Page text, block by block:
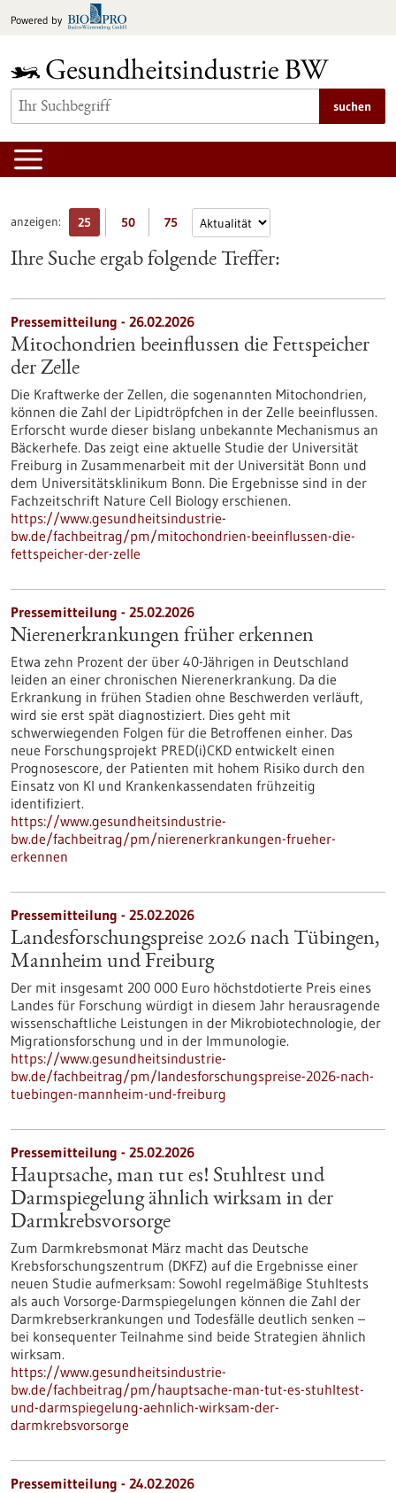
Inhalt
Powered by
suchen
anzeigen: 25 50 75
Ihre Suche ergab folgende Treffer:
Pressemitteilung - 26.02.2026
Mitochondrien beeinflussen die Fettspeicher
der Zelle
Die Kraftwerke der Zellen, die sogenannten Mitochondrien,
können die Zahl der Lipidtröpfchen in der Zelle beeinflussen.
Erforscht wurde dieser bislang unbekannte Mechanismus an
Bäckerhefe. Das zeigt eine aktuelle Studie der Universität
Freiburg in Zusammenarbeit mit der Universität Bonn und
dem Universitätsklinikum Bonn. Die Ergebnisse sind in der
Fachzeitschrift Nature Cell Biology erschienen.
https://www.gesundheitsindustrie-
bw.de/fachbeitrag/pm/mitochondrien-beeinflussen-die-
fettspeicher-der-zelle
Pressemitteilung - 25.02.2026
Nierenerkrankungen früher erkennen
Etwa zehn Prozent der über 40-Jährigen in Deutschland
leiden an einer chronischen Nierenerkrankung. Da die
Erkrankung in frühen Stadien ohne Beschwerden verläuft,
wird sie erst spät diagnostiziert. Dies geht mit
schwerwiegenden Folgen für die Betroffenen einher. Das
neue Forschungsprojekt PRED(i)CKD entwickelt einen
Prognosescore, der Patienten mit hohem Risiko durch den
Einsatz von KI und Krankenkassendaten frühzeitig
identifiziert.
https://www.gesundheitsindustrie-
bw.de/fachbeitrag/pm/nierenerkrankungen-frueher-
erkennen
Pressemitteilung - 25.02.2026
Landesforschungspreise 2026 nach Tübingen,
Mannheim und Freiburg
Der mit insgesamt 200 000 Euro höchstdotierte Preis eines
Landes für Forschung würdigt in diesem Jahr herausragende
wissenschaftliche Leistungen in der Mikrobiotechnologie, der
Migrationsforschung und in der Immunologie.
https://www.gesundheitsindustrie-
bw.de/fachbeitrag/pm/landesforschungspreise-2026-nach-
tuebingen-mannheim-und-freiburg
Pressemitteilung - 25.02.2026
Hauptsache, man tut es! Stuhltest und
Darmspiegelung ähnlich wirksam in der
Darmkrebsvorsorge
Zum Darmkrebsmonat März macht das Deutsche
Krebsforschungszentrum (DKFZ) auf die Ergebnisse einer
neuen Studie aufmerksam: Sowohl regelmäßige Stuhltests
als auch Vorsorge-Darmspiegelungen können die Zahl der
Darmkrebserkrankungen und Todesfälle deutlich senken –
bei konsequenter Teilnahme sind beide Strategien ähnlich
wirksam.
https://www.gesundheitsindustrie-
bw.de/fachbeitrag/pm/hauptsache-man-tut-es-stuhltest-
und-darmspiegelung-aehnlich-wirksam-der-
darmkrebsvorsorge
Pressemitteilung - 24.02.2026